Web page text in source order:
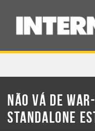
NÃO VÁ DE
STANDALONE